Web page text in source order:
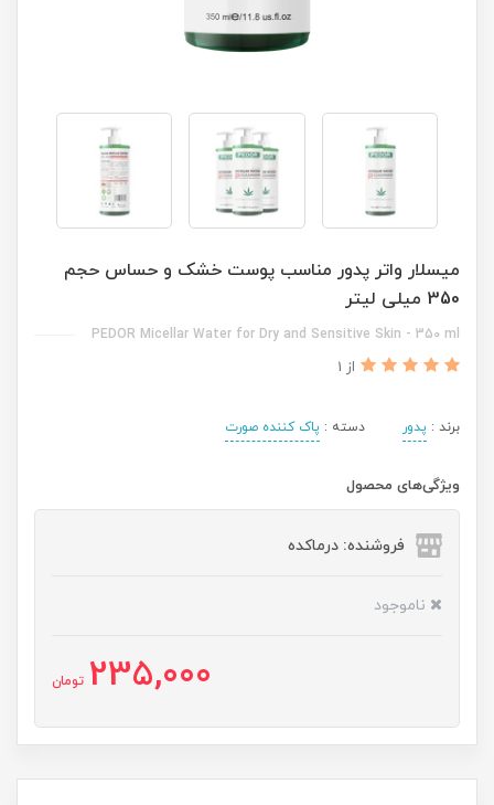
میسلار واتر پدور مناسب پوست خشک و حساس حجم
350 میلی لیتر
PEDOR Micellar Water for Dry and Sensitive Skin - 350 ml
از 1
برند : پدور دسته : پاک کننده صورت
ویژگی‌های محصول
فروشنده: درماکده
ناموجود
235,000 تومان